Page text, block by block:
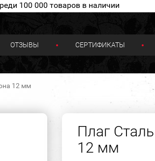
ОТЗЫВЫ СЕРТИФИКАТЫ
12 мм
Плаг
12 мм